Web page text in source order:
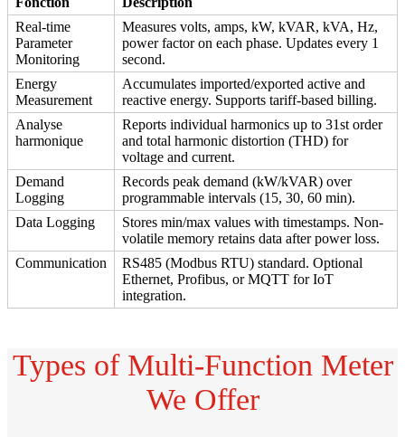
Real-time
Parameter
Monitoring
Measures volts, amps, kW, kVAR, kVA, Hz,
power factor on each phase. Updates every 1
second.
Energy
Measurement
Accumulates imported/exported active and
reactive energy. Supports tariff-based billing.
Analyse
harmonique
Reports individual harmonics up to 31st order
and total harmonic distortion (THD) for
voltage and current.
Demand
Logging
Records peak demand (kW/kVAR) over
programmable intervals (15, 30, 60 min).
Data Logging
Stores min/max values with timestamps. Non-
volatile memory retains data after power loss.
Communication
RS485 (Modbus RTU) standard. Optional
Ethernet, Profibus, or MQTT for IoT
integration.
Types of Multi-Function Meter
We Offer